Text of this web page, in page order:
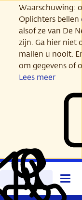
Waarschuwing:
Oplichters
alsof ze van De
zijn. Ga hier niet
mailen u nooit.
om gegevens of
Lees meer
Lees
voor
Mijn
DNB
Contact